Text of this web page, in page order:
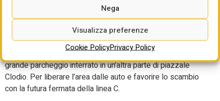
Nega
Visualizza preferenze
Cookie PolicyPrivacy Policy
Altro intervento “strategico e decisivo” sarà poi il
parcheggio sotterraneo che verrà realizzato sotto piazzale
Clodio, utilizzabile esclusivamente dal personale del
ministero della Giustizia e del tribunale. Ma Gualtieri ha
annunciato, anche, l’intenzione di costruire un secondo
grande parcheggio interrato in un’altra parte di piazzale
Clodio. Per liberare l’area dalle auto e favorire lo scambio
con la futura fermata della linea C.